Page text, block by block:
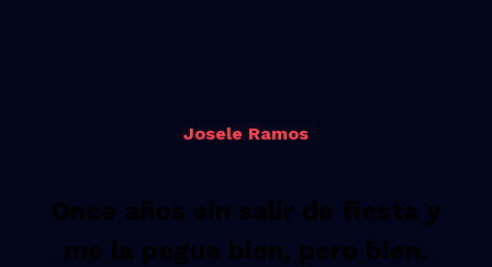
Josele Ramos
Once años sin salir de fiesta y
me la pegue bien, pero bien.